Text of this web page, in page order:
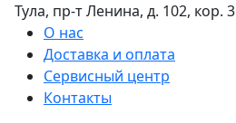
Тула, пр-т Ленина, д. 102, кор. 3
О нас
Доставка и оплата
Сервисный центр
Контакты